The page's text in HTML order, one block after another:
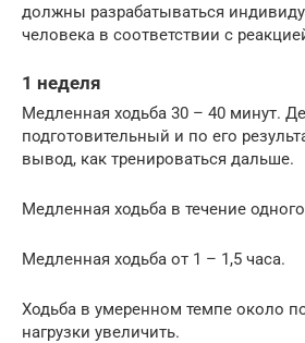
должны разрабатываться
человека в соответствии с
1 неделя
Медленная ходьба 30 – 40 минут.
подготовительный и по его
вывод, как тренироваться дальше.
Медленная ходьба в течение
Медленная ходьба от 1 – 1,5 часа.
Ходьба в умеренном темпе около
нагрузки увеличить.